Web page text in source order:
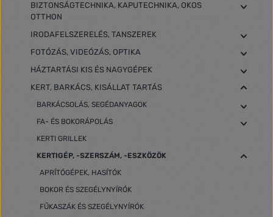
BIZTONSÁGTECHNIKA, KAPUTECHNIKA, OKOS
OTTHON
IRODAFELSZERELÉS, TANSZEREK
FOTÓZÁS, VIDEÓZÁS, OPTIKA
HÁZTARTÁSI KIS ÉS NAGYGÉPEK
KERT, BARKÁCS, KISÁLLAT TARTÁS
BARKÁCSOLÁS, SEGÉDANYAGOK
FA- ÉS BOKORÁPOLÁS
KERTI GRILLEK
KERTIGÉP, -SZERSZÁM, -ESZKÖZÖK
APRÍTÓGÉPEK, HASÍTÓK
BOKOR ÉS SZEGÉLYNYÍRÓK
FŰKASZÁK ÉS SZEGÉLYNYÍRÓK